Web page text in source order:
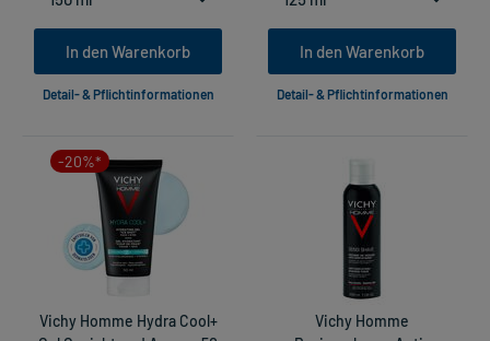
In den Warenkorb
Detail- & Pflichtinformationen
In den Warenkorb
Detail- & Pflichtinformationen
-20%*
Vichy Homme Hydra Cool+
Vichy Homme